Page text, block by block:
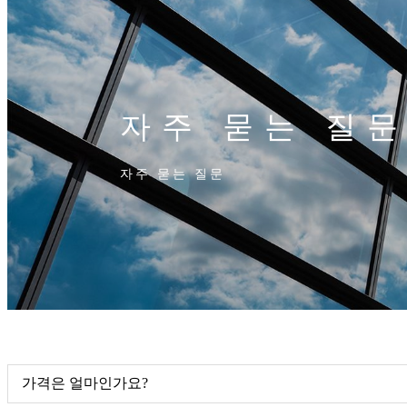
자주 묻는 질
자주 묻는 질문
가격은 얼마인가요?